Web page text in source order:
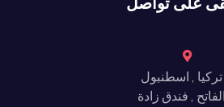
تركيا , اسطنبول
الفاتح , فندق زادة